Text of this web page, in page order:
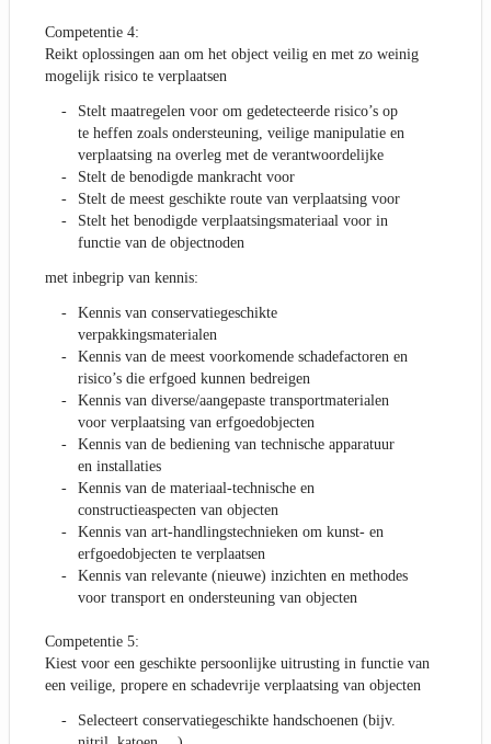
Competentie 4:
Reikt oplossingen aan om het object veilig en met zo weinig
mogelijk risico te verplaatsen
Stelt maatregelen voor om gedetecteerde risico’s op
te heffen zoals ondersteuning, veilige manipulatie en
verplaatsing na overleg met de verantwoordelijke
Stelt de benodigde mankracht voor
Stelt de meest geschikte route van verplaatsing voor
Stelt het benodigde verplaatsingsmateriaal voor in
functie van de objectnoden
met inbegrip van kennis:
Kennis van conservatiegeschikte
verpakkingsmaterialen
Kennis van de meest voorkomende schadefactoren en
risico’s die erfgoed kunnen bedreigen
Kennis van diverse/aangepaste transportmaterialen
voor verplaatsing van erfgoedobjecten
Kennis van de bediening van technische apparatuur
en installaties
Kennis van de materiaal-technische en
constructieaspecten van objecten
Kennis van art-handlingstechnieken om kunst- en
erfgoedobjecten te verplaatsen
Kennis van relevante (nieuwe) inzichten en methodes
voor transport en ondersteuning van objecten
Competentie 5:
Kiest voor een geschikte persoonlijke uitrusting in functie van
een veilige, propere en schadevrije verplaatsing van objecten
Selecteert conservatiegeschikte handschoenen (bijv.